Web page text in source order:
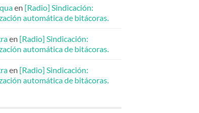
en [Radio] Sindicación:
automática de bitácoras.
en [Radio] Sindicación:
automática de bitácoras.
en [Radio] Sindicación:
automática de bitácoras.